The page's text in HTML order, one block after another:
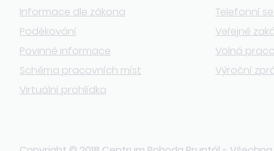
Informace dle zákona
Poděkování
Povinné informace
Schéma pracovních míst
Virtuální prohlídka
Telefonní
Veřejné
Volná
Výroční